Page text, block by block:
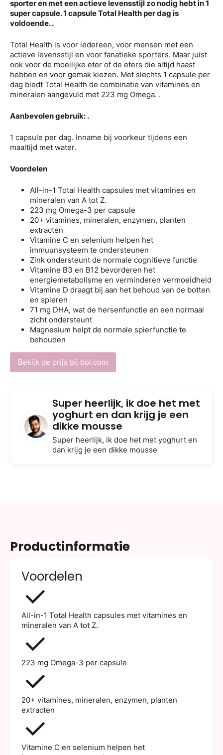
sporter en met een actieve levensstijl zo nodig hebt in 1
super capsule. 1 capsule Total Health per dag is
voldoende. .
Total Health is voor iedereen, voor mensen met een
actieve levensstijl en voor fanatieke sporters. Maar juist
ook voor de moeilijke eter of de eters die altijd haast
hebben en voor gemak kiezen. Met slechts 1 capsule per
dag biedt Total Health de combinatie van vitamines en
mineralen aangevuld met 223 mg Omega. .
Aanbevolen gebruik: .
1 capsule per dag. Inname bij voorkeur tijdens een
maaltijd met water.
Voordelen
All-in-1 Total Health capsules met vitamines en
mineralen van A tot Z.
223 mg Omega-3 per capsule
20+ vitamines, mineralen, enzymen, planten
extracten
Vitamine C en selenium helpen het
immuunsysteem te ondersteunen
Zink ondersteunt de normale cognitieve functie
Vitamine B3 en B12 bevorderen het
energiemetabolisme en verminderen vermoeidheid
Vitamine D draagt ​​bij aan het behoud van de botten
en spieren
71 mg DHA, wat de hersenfunctie en een normaal
zicht ondersteunt
Magnesium helpt de normale spierfunctie te
behouden
Bekijk de prijs bij bol.com
Super heerlijk, ik doe het met
yoghurt en dan krijg je een
dikke mousse
Super heerlijk, ik doe het met yoghurt en
dan krijg je een dikke mousse
Productinformatie
Voordelen
All-in-1 Total Health capsules met vitamines en
mineralen van A tot Z.
223 mg Omega-3 per capsule
20+ vitamines, mineralen, enzymen, planten
extracten
Vitamine C en selenium helpen het